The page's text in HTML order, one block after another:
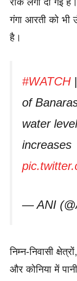
गंगा आरती को भी
है।
#WATCH|
of
water
increases
— ANI
निम्न-निवासी
और कोनिया में